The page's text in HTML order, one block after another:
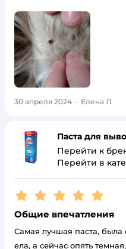
30 апреля 2024 · Елена Л.
Паста для
Перейти к
Перейти в
Рейтинг:5
Общие впечатления
Самая лучшая паста, была
ела, а сейчас опять